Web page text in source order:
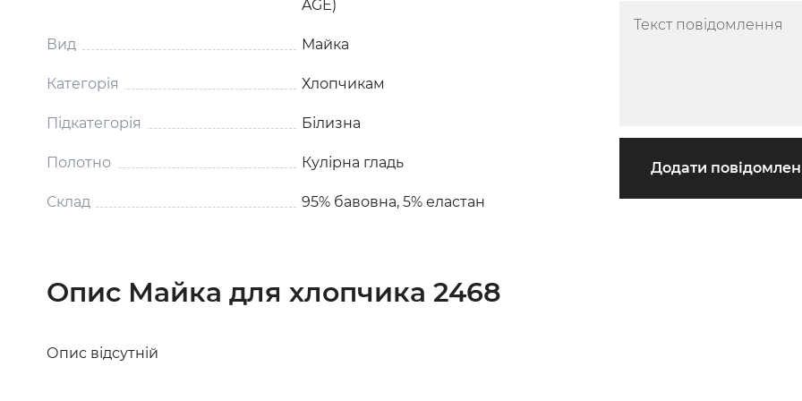
AGE)
Вид Майка
Категорія Хлопчикам
Підкатегорія Білизна
Полотно Кулірна гладь
Склад 95% бавовна, 5% еластан
Опис Майка для хлопчика 2468
Опис відсутній
Додати